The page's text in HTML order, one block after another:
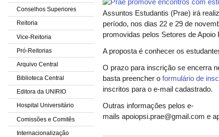
Conselhos Superiores
Reitoria
Vice-Reitoria
Pró-Reitorias
Arquivo Central
Biblioteca Central
Editora da UNIRIO
Hospital Universitário
Comissões e Comitês
Internacionalização
Assuntos Estudantis (Prae) irá
período, nos dias 22 e 29 de
promovidas pelos Setores de
A proposta é conhecer os
O prazo para inscrição se encerra
basta preencher oformulário de
inscritos para o e-mail cadastrado.
Outras informações pelos e-
mails apoiopsi.prae@gmail.com e